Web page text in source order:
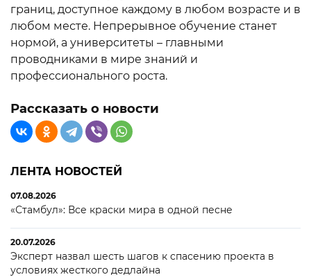
границ, доступное каждому в любом возрасте и в
любом месте. Непрерывное обучение станет
нормой, а университеты – главными
проводниками в мире знаний и
профессионального роста.
Рассказать о новости
ЛЕНТА НОВОСТЕЙ
07.08.2026
«Стамбул»: Все краски мира в одной песне
20.07.2026
Эксперт назвал шесть шагов к спасению проекта в
условиях жесткого дедлайна